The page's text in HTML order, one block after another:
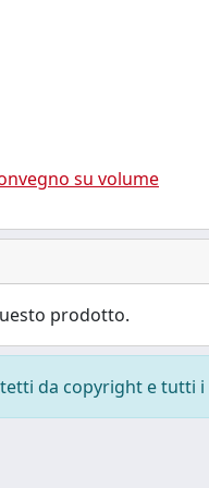
su volume
prodotto.
da copyright e tutti